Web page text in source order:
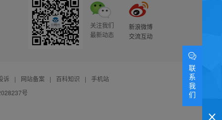
关注我们
最新动态
新浪微博
交流互动
诉 | 网站备案 | 百科知识 |
手机站
号
联
系
我
们